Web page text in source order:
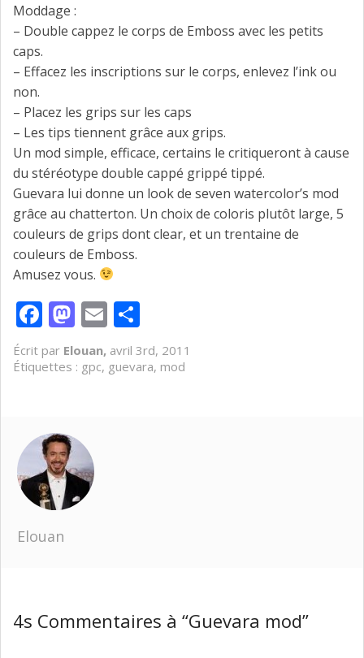
Moddage :
– Double cappez le corps de Emboss avec les petits
caps.
– Effacez les inscriptions sur le corps, enlevez l’ink ou
non.
– Placez les grips sur les caps
– Les tips tiennent grâce aux grips.
Un mod simple, efficace, certains le critiqueront à cause
du stéréotype double cappé grippé tippé.
Guevara lui donne un look de seven watercolor’s mod
grâce au chatterton. Un choix de coloris plutôt large, 5
couleurs de grips dont clear, et un trentaine de
couleurs de Emboss.
Amusez vous.
Facebook
Mastodon
Email
Écrit par Elouan, avril 3rd, 2011
Étiquettes : gpc, guevara, mod
Elouan
4s Commentaires à “Guevara mod”